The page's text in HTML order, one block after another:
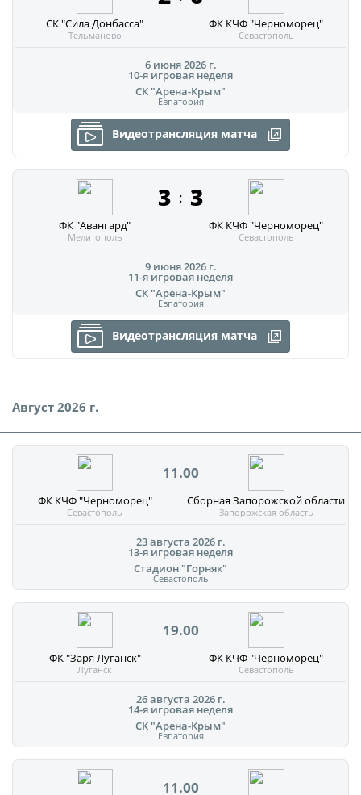
СК "Сила Донбасса"
Тельманово
ФК КЧФ "Черноморец"
Севастополь
6 июня 2026 г.
10-я игровая неделя
СК "Арена-Крым"
Евпатория
Видеотрансляция матча
ФК "Авангард"
Мелитополь
ФК КЧФ "Черноморец"
Севастополь
3 : 3
9 июня 2026 г.
11-я игровая неделя
СК "Арена-Крым"
Евпатория
Видеотрансляция матча
Август 2026 г.
ФК КЧФ "Черноморец"
Севастополь
Сборная Запорожской области
Запорожская область
11.00
23 августа 2026 г.
13-я игровая неделя
Стадион "Горняк"
Севастополь
ФК "Заря Луганск"
Луганск
ФК КЧФ "Черноморец"
Севастополь
19.00
26 августа 2026 г.
14-я игровая неделя
СК "Арена-Крым"
Евпатория
11.00